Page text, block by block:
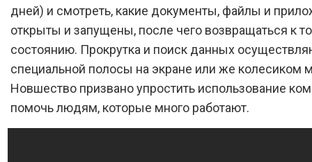
дней) и смотреть, какие документы, файлы и
открыты и запущены, после чего возвращаться к
состоянию. Прокрутка и поиск данных
специальной полосы на экране или же колесиком
Новшество призвано упростить использование
помочь людям, которые много работают.